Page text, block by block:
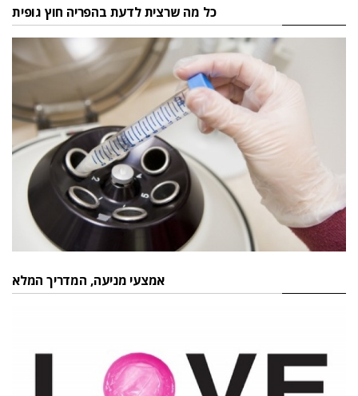
כל מה שרצית לדעת בהפריה חוץ גופית
אמצעי מניעה, המדריך המלא